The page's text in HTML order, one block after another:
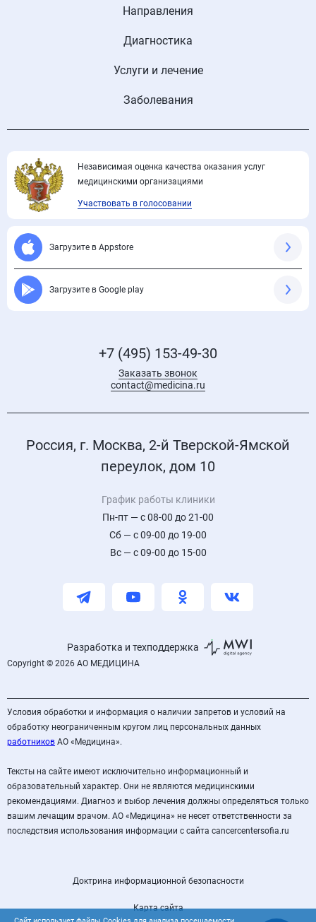
Независимая оценка качества оказания услуг
медицинскими организациями
Участвовать в голосовании
Загрузите в Appstore
Загрузите в Google play
Направления
Диагностика
Услуги и лечение
Заболевания
+7 (495) 153-49-30
Заказать звонок
contact@medicina.ru
Россия, г. Москва, 2-й Тверской-Ямской
переулок, дом 10
График работы клиники
Пн-пт — с 08-00 до 21-00
Сб — с 09-00 до 19-00
Вс — с 09-00 до 15-00
Разработка и техподдержка
Copyright © 2026 АО МЕДИЦИНА
Условия обработки и информация о наличии запретов и условий на
обработку неограниченным кругом лиц персональных данных
работников АО «Медицина».
Тексты на сайте имеют исключительно информационный и
образовательный характер. Они не являются медицинскими
рекомендациями. Диагноз и выбор лечения должны определяться только
вашим лечащим врачом. АО «Медицина» не несет ответственности за
последствия использования информации с сайта cancercentersofia.ru
Доктрина информационной безопасности
Карта сайта